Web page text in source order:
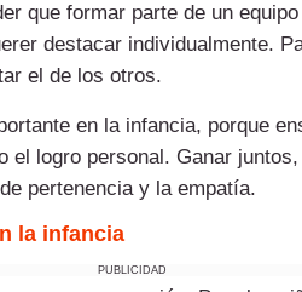
que formar parte de un
destacar individualmente.
el de los otros.
en la infancia, porque
el logro personal. Ganar
pertenencia y la empatía.
la infancia
PUBLICIDAD